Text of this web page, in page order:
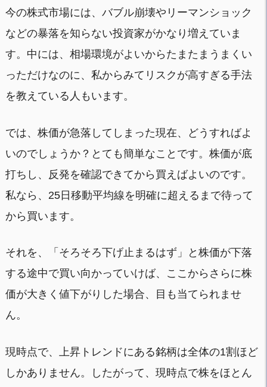
今の株式市場には、バブル崩壊やリーマンショック
などの暴落を知らない投資家がかなり増えていま
す。中には、相場環境がよいからたまたまうまくい
っただけなのに、私からみてリスクが高すぎる手法
を教えている人もいます。
では、株価が急落してしまった現在、どうすればよ
いのでしょうか？とても簡単なことです。株価が底
打ちし、反発を確認できてから買えばよいのです。
私なら、25日移動平均線を明確に超えるまで待って
から買います。
それを、「そろそろ下げ止まるはず」と株価が下落
する途中で買い向かっていけば、ここからさらに株
価が大きく値下がりした場合、目も当てられませ
ん。
現時点で、上昇トレンドにある銘柄は全体の1割ほど
しかありません。したがって、現時点で株をほとん